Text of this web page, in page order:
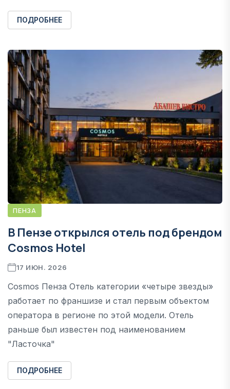
ПОДРОБНЕЕ
ПЕНЗА
В Пензе открылся отель под брендом
Cosmos Hotel
17 ИЮН. 2026
Cosmos Пенза Отель категории «четыре звезды»
работает по франшизе и стал первым объектом
оператора в регионе по этой модели. Отель
раньше был известен под наименованием
"Ласточка"
ПОДРОБНЕЕ